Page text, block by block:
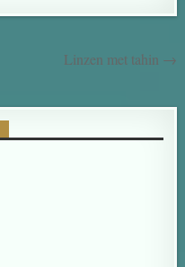
Linzen met tahin →